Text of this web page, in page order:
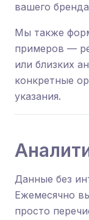
вашего
Мы также
примеров —
или близких
конкретные
указания.
Данные без
Ежемесячно
просто